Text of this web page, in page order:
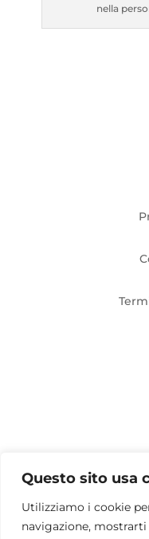
Questo sito usa
Utilizziamo i cookie
navigazione,
nella
Associazione
Viale Umbria, 58